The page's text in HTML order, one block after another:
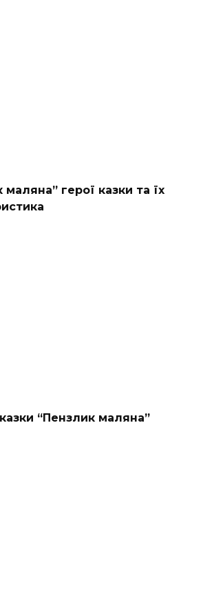
маляна” герої казки та їх
“Пензлик маляна”